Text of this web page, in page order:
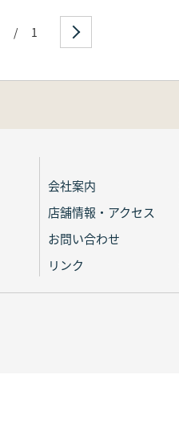
/ 1
会社案内
店舗情報・アクセス
お問い合わせ
リンク